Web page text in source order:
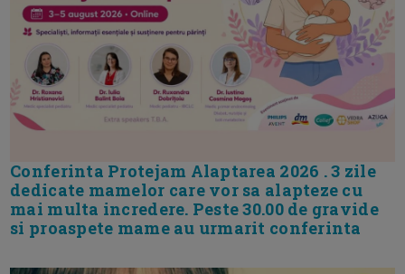
Conferinta Protejam Alaptarea 2026 . 3 zile
dedicate mamelor care vor sa alapteze cu
mai multa incredere. Peste 30.00 de gravide
si proaspete mame au urmarit conferinta